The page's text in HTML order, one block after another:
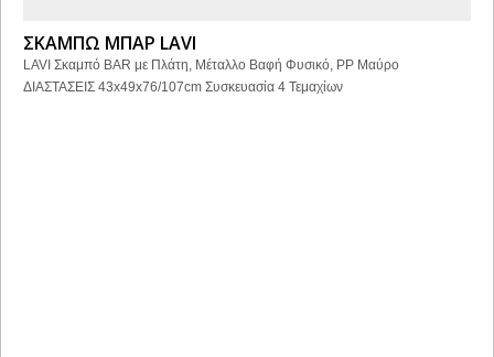
ΣΚΑΜΠΩ ΜΠΑΡ LAVI
LAVI Σκαμπό BAR με Πλάτη, Μέταλλο Βαφή Φυσικό, PP Μαύρο
ΔΙΑΣΤΑΣΕΙΣ 43x49x76/107cm Συσκευασία 4 Τεμαχίων